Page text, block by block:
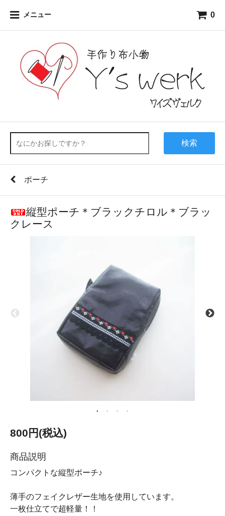
メニュー 0
検索
ポーチ
縦型ポーチ＊ブラックチロル＊ブラッ
クレース
800円(税込)
商品説明
コンパクトな縦型ポーチ♪
薄手のフェイクレザー生地を使用しています。
一枚仕立てで超軽量！！